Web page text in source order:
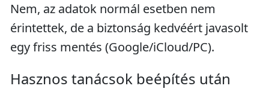
Nem, az adatok normál esetben nem
érintettek, de a biztonság kedvéért javasolt
egy friss mentés (Google/iCloud/PC).
Hasznos tanácsok beépítés után